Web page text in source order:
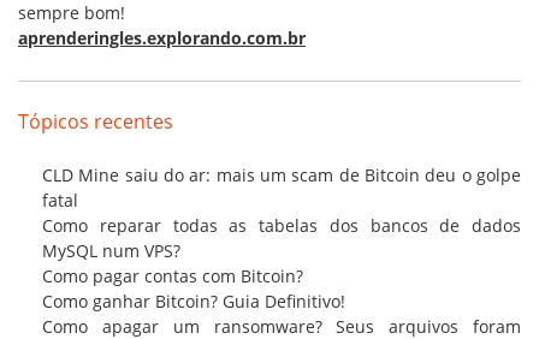
sempre bom!
aprenderingles.explorando.com.br
Tópicos recentes
CLD Mine saiu do ar: mais um scam de Bitcoin deu o golpe
fatal
Como reparar todas as tabelas dos bancos de dados
MySQL num VPS?
Como pagar contas com Bitcoin?
Como ganhar Bitcoin? Guia Definitivo!
Como apagar um ransomware? Seus arquivos foram